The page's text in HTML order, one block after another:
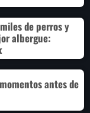
de perros y
albergue:
antes de